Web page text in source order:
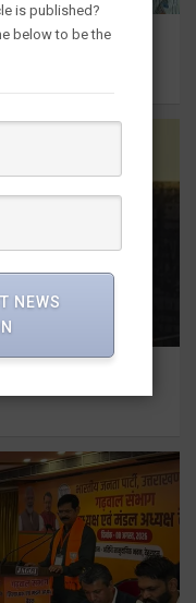
करेगा रोजगार मेले
की तैयारी
is published?
below to be the
NEWS